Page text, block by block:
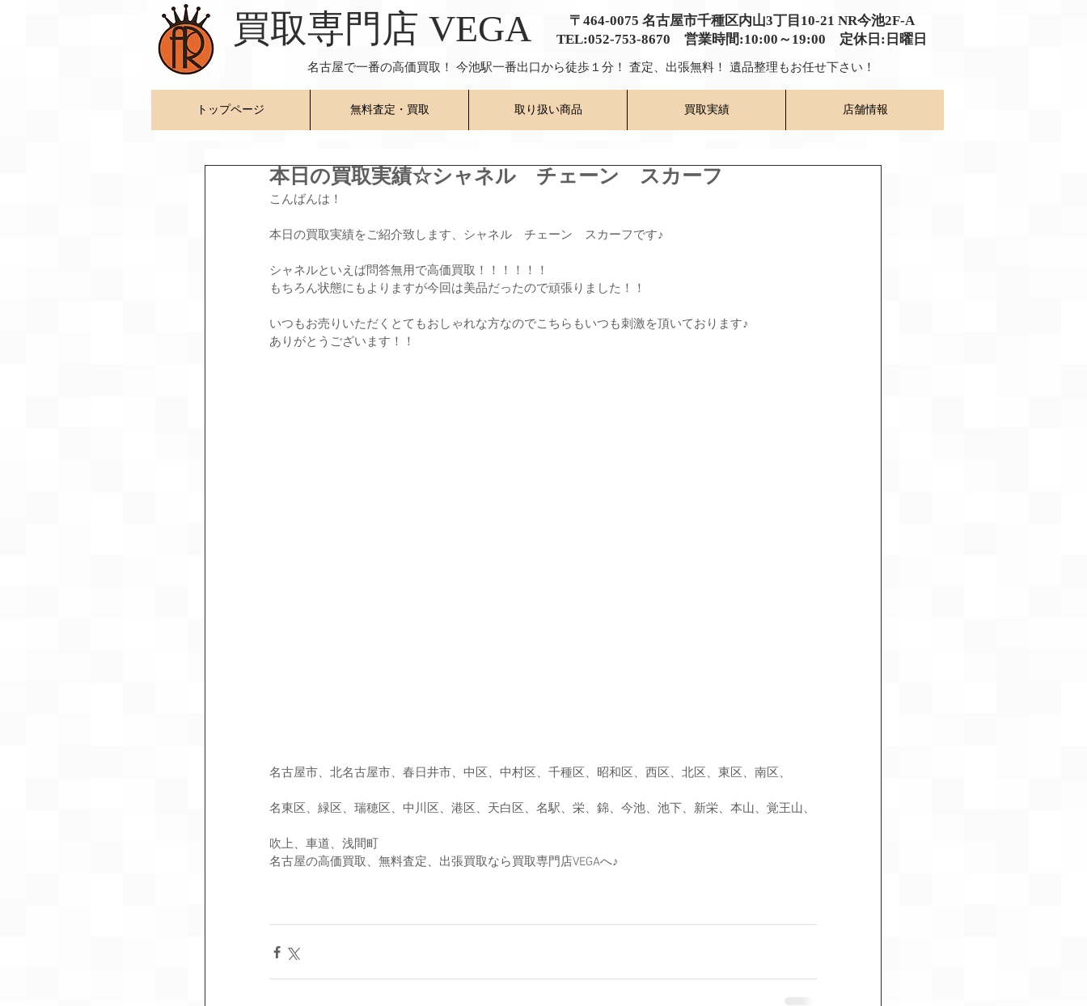
​買取専門店 VEGA 〒464-0075 名古屋市千種区内山3丁目10-21 ​ NR今池2F-A​
TEL:052-753-8670 営業時間:10:00～19:00​ 定休日:日曜日
名古屋で一番の高価買取！ 今池駅一番出口から徒歩１分！ 査定、出張無料！​ 遺品整理もお任せ下さい！
本日の買取実績☆シャネル チェーン スカーフ
こんばんは！
本日の買取実績をご紹介致します、シャネル　チェーン　スカーフです♪
シャネルといえば問答無用で高価買取！！！！！！
もちろん状態にもよりますが今回は美品だったので頑張りました！！
いつもお売りいただくとてもおしゃれな方なのでこちらもいつも刺激を頂いております♪
ありがとうございます！！
名古屋市、北名古屋市、春日井市、中区、中村区、千種区、昭和区、西区、北区、東区、南区、
名東区、緑区、瑞穂区、中川区、港区、天白区、名駅、栄、錦、今池、池下、新栄、本山、覚王山、
吹上、車道、浅間町
名古屋の高価買取、無料査定、出張買取なら買取専門店VEGAへ♪
トップページ 無料査定・買取 取り扱い商品 買取実績 店舗情報